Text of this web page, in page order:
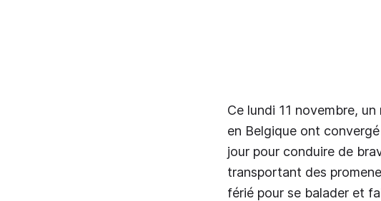
Ce lundi 11 novembre,
en Belgique ont
jour pour conduire de
transportant des
férié pour se balader et